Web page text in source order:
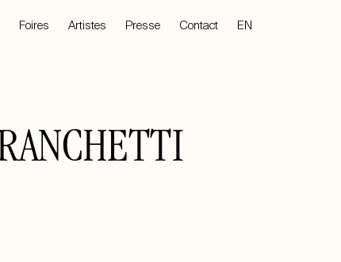
Foires Artistes Presse Contact EN